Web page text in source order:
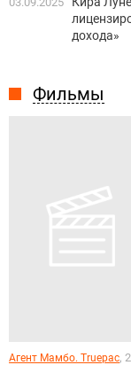
Фильмы
Агент Мамбо. Truepac,
дохода»